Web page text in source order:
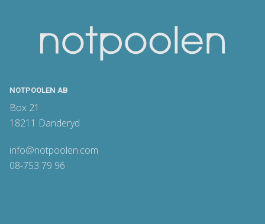
NOTPOOLEN AB
Box 21
18211 Danderyd
info@notpoolen.com
08-753 79 96